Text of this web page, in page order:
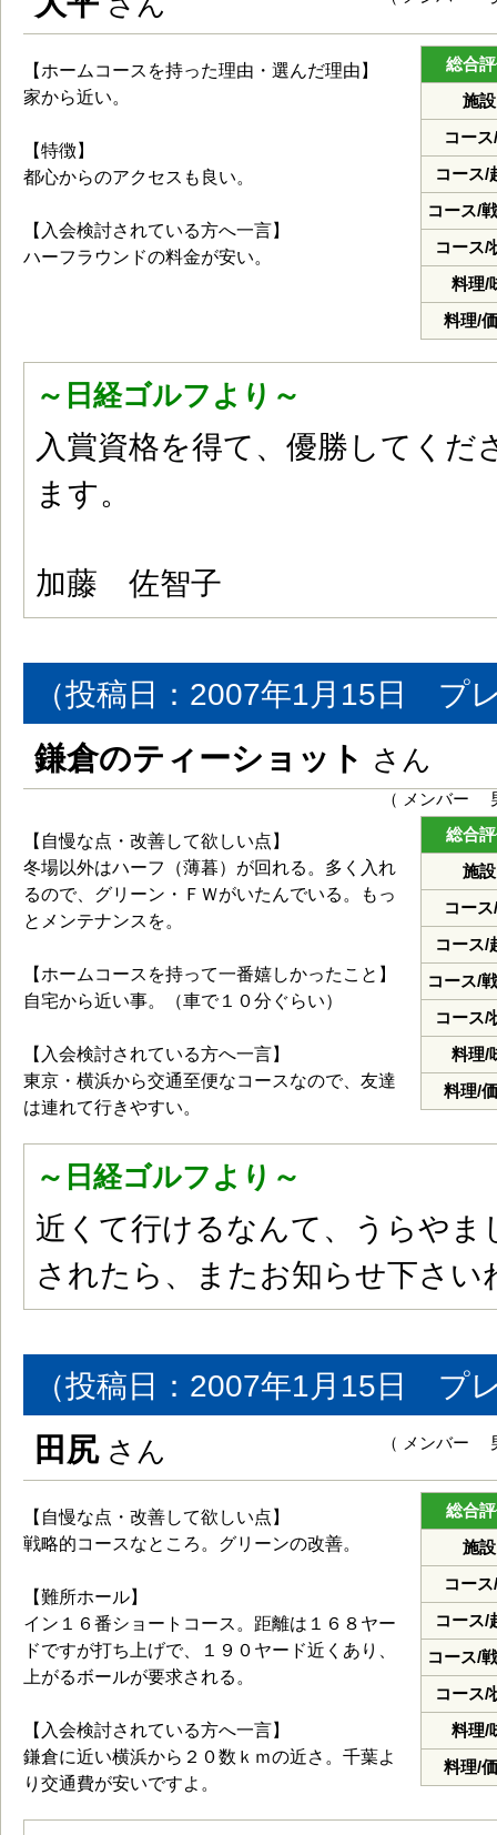
【ホームコースを持った理由・選んだ理由】
家から近い。
【特徴】
都心からのアクセスも良い。
【入会検討されている方へ一言】
ハーフラウンドの料金が安い。
総合
施設
コー
コース/
コース/
コース/
料理/
料理/
～日経ゴルフより～
入賞資格を得て、優勝してくだ
ます。
加藤 佐智子
（投稿日：2007年1月15日 プ
鎌倉のティーショット さん
（ メンバー
【自慢な点・改善して欲しい点】
冬場以外はハーフ（薄暮）が回れる。多く入れ
るので、グリーン・ＦＷがいたんでいる。もっ
とメンテナンスを。
【ホームコースを持って一番嬉しかったこと】
自宅から近い事。（車で１０分ぐらい）
【入会検討されている方へ一言】
東京・横浜から交通至便なコースなので、友達
は連れて行きやすい。
総合
施設
コー
コース/
コース/
コース/
料理/
料理/
～日経ゴルフより～
近くて行けるなんて、うらやま
されたら、またお知らせ下さい
（投稿日：2007年1月15日 プ
田尻さん （ メンバー
【自慢な点・改善して欲しい点】
戦略的コースなところ。グリーンの改善。
【難所ホール】
イン１６番ショートコース。距離は１６８ヤー
ドですが打ち上げで、１９０ヤード近くあり、
上がるボールが要求される。
【入会検討されている方へ一言】
鎌倉に近い横浜から２０数ｋｍの近さ。千葉よ
り交通費が安いですよ。
総合
施設
コー
コース/
コース/
コース/
料理/
料理/